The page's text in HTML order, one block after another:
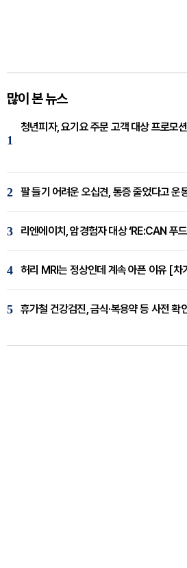
많이 본 뉴스
1
청년피자, 요기요 주문 고객 대상 프로모
2
3 리엔에이치, 암경험자 대상 ‘RE:CAN 푸
4 허리 MRI는 정상인데 계속 아픈 이유 [차
5 휴가철 건강검진, 금식·복용약 등 사전